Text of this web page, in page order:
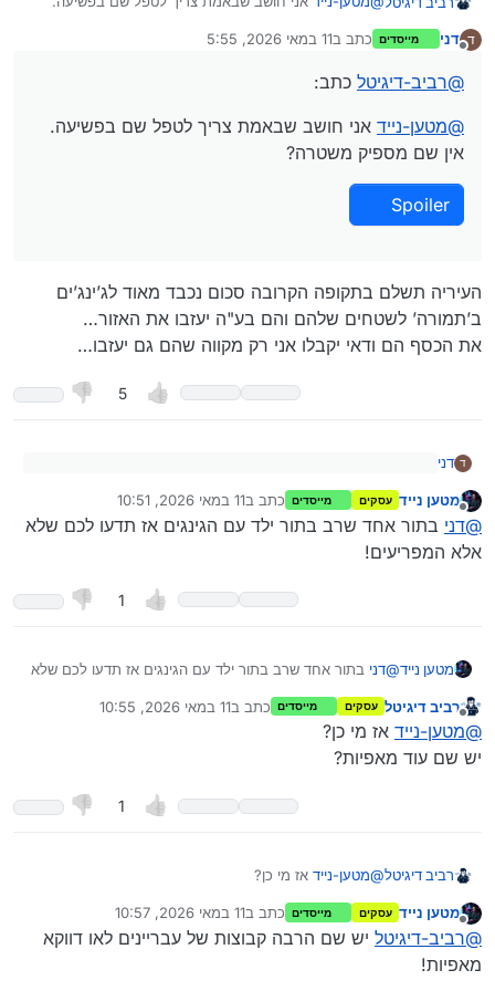
ד דני מייסדים כתב ב11 במאי 2026, 5:55
נערך לאחרונה על ידי
@רביב-דיגיטל כתב:
@מטען-נייד אני חושב שבאמת צריך לטפל שם בפשיעה.
אין שם מספיק משטרה?
Spoiler
העיריה תשלם בתקופה הקרובה סכום נכבד מאוד לג’ינג’ים
ב’תמורה’ לשטחים שלהם והם בע"ה יעזבו את האזור…
את הכסף הם ודאי יקבלו אני רק מקווה שהם גם יעזבו…
5
ד דני
@מטען-ניידאני חושב שבאמת צריך לטפל שם בפשיעה.
העיריה תשלם בתקופה הקרובה סכום נכבד מאוד לג’ינג’ים ב’תמורה’
את הכסף הם ודאי יקבלו אני רק מקווה שהם גם יעזבו…
מטען נייד עסקים מייסדים כתב ב11 במאי 2026, 10:51
נערך לאחרונה על ידי
@דני בתור אחד שרב בתור ילד עם הגינגים אז תדעו לכם שלא
אלא המפריעים!
1
מטען נייד@דני בתור אחד שרב בתור ילד עם הגינגים אז תדעו לכם שלא
מנותק
רביב דיגיטל עסקים מייסדים כתב ב11 במאי 2026, 10:55
נערך לאחרונה על ידי
@מטען-נייד אז מי כן?
יש שם עוד מאפיות?
1
רביב דיגיטל@מטען-נייד אז מי כן?
מטען נייד עסקים מייסדים כתב ב11 במאי 2026, 10:57
נערך לאחרונה על ידי
@רביב-דיגיטל יש שם הרבה קבוצות של עבריינים לאו דווקא
מאפיות!